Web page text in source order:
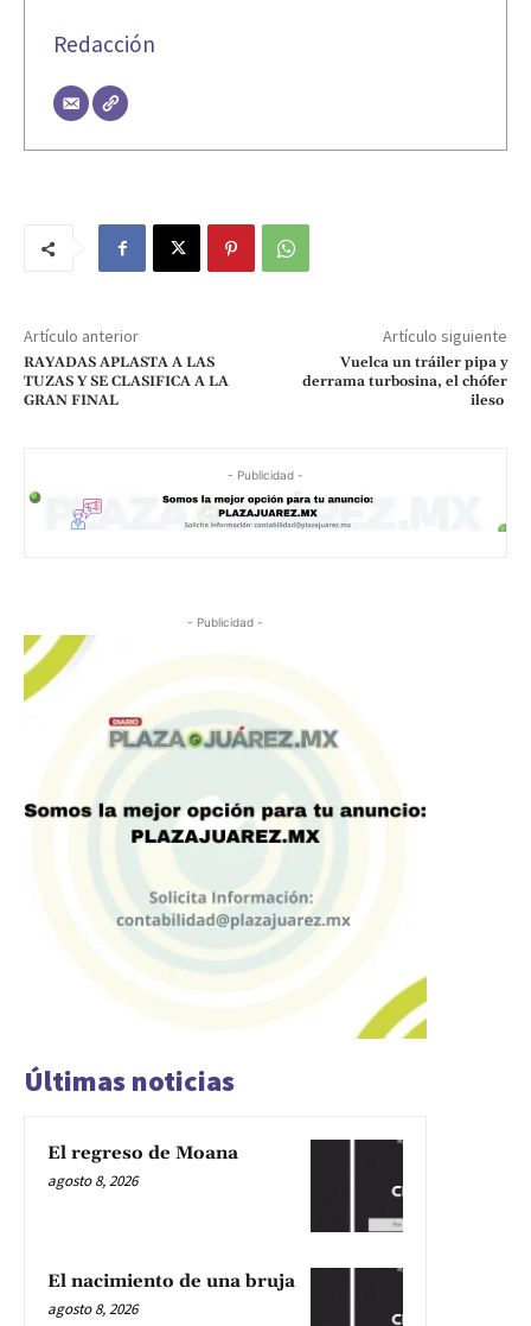
Redacción
Artículo anterior
RAYADAS APLASTA A LAS
TUZAS Y SE CLASIFICA A LA
GRAN FINAL
Artículo siguiente
Vuelca un tráiler pipa y
derrama turbosina, el chófer
ileso
- Publicidad -
- Publicidad -
Últimas noticias
El regreso de Moana
agosto 8, 2026
El nacimiento de una bruja
agosto 8, 2026